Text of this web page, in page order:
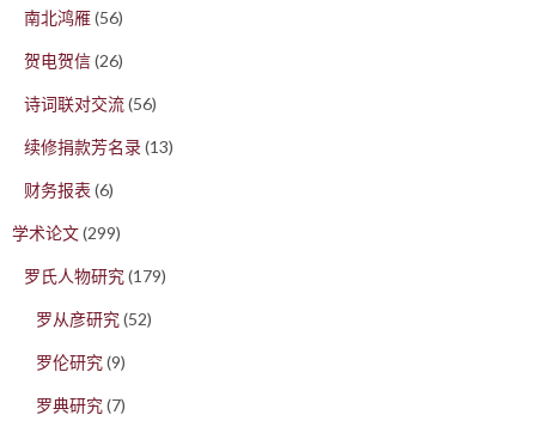
南北鸿雁(56)
贺电贺信(26)
诗词联对交流(56)
续修捐款芳名录(13)
财务报表 (6)
学术论文(299)
罗氏人物研究(179)
罗从彦研究(52)
罗伦研究(9)
罗典研究(7)